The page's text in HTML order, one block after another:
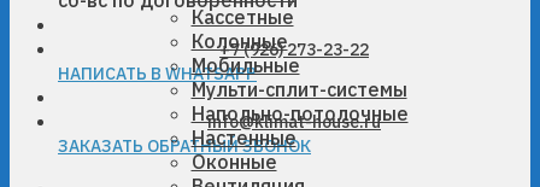
+7 (926) 273-23-22
НАПИСАТЬ В WHATSAPP
info@klimat-house.ru
ЗАКАЗАТЬ ОБРАТНЫЙ ЗВОНОК
Кассетные
Колонные
Мобильные
Мульти-сплит-системы
Напольно-потолочные
Настенные
Оконные